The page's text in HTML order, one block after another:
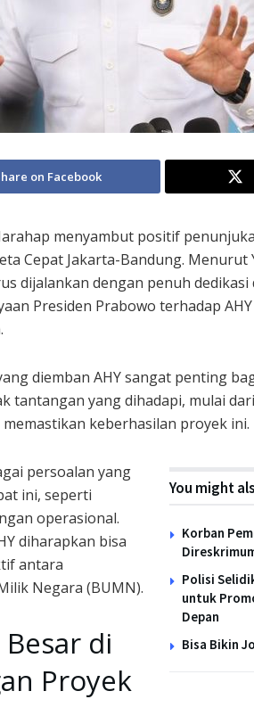
on Facebook
menyambut positif
Cepat Jakarta-Bandung.
dijalankan dengan penuh dedikasi
Presiden Prabowo terhadap
diemban AHY sangat penting
tantangan yang dihadapi, mulai
keberhasilan proyek ini.
You might
Korban
Polisi
untuk
Depan
Bisa Bikin
persoalan yang
ini, seperti
operasional.
diharapkan bisa
antara
Negara (BUMN).
di
Proyek